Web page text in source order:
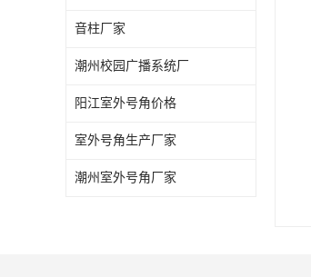
音柱厂家
潮州校园广播系统厂
阳江室外号角价格
室外号角生产厂家
潮州室外号角厂家